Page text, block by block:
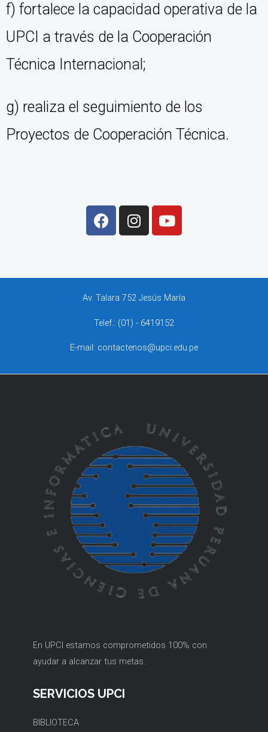
f) fortalece la capacidad operativa de la
UPCI a través de la Cooperación
Técnica Internacional;
g) realiza el seguimiento de los
Proyectos de Cooperación Técnica.
Av. Talara 752 Jesús María
Telef.: (01) - 6419152
E-mail: contactenos@upci.edu.pe
En UPCI estamos comprometidos 100% con
ayudar a alcanzar tus metas.
SERVICIOS UPCI
BIBLIOTECA